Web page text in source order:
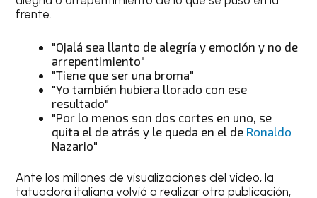
frente.
"Ojalá sea llanto de alegría y emoción y no de
arrepentimiento"
"Tiene que ser una broma"
"Yo también hubiera llorado con ese
resultado"
"Por lo menos son dos cortes en uno, se
quita el de atrás y le queda en el de Ronaldo
Nazario"
Ante los millones de visualizaciones del video, la
tatuadora italiana volvió a realizar otra publicación,